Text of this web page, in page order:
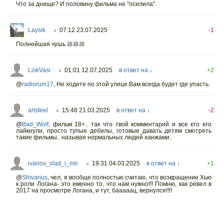
Что за днище? И половину фильма не "осилила".
Laysik ○ 07:12 23.07.2025
-1
Полнейшая чушь 💩💩💩
LiskVasi ○ 01:01 12.07.2025 в ответ на ↓
+2
@radiorum17, Не ходите по этой улице.Вам всегда будет где упасть.
artsteel ○ 15:48 21.03.2025 в ответ на ↓
-2
@Bad_Wolf, фильм 18+.. так что твой комментарий и все кто его
лайкнули, просто тупые дебилы, готовые давать детям смотреть
такие фильмы.. называя нормальных людей ханжами..
ivanov_vlad_i_mir ○ 19:31 04.03.2025 в ответ на ↓
+1
@Shivarius, чел, я вообще полностью считаю, что возвращение Хью
к роли Логана- это именно то, что нам нужно!!! Помню, как ревел в
2017 на просмотре Логана, и тут, бааааац, вернулся!!!!